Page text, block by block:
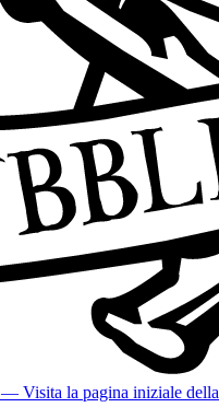
— Visita la pagina iniziale della